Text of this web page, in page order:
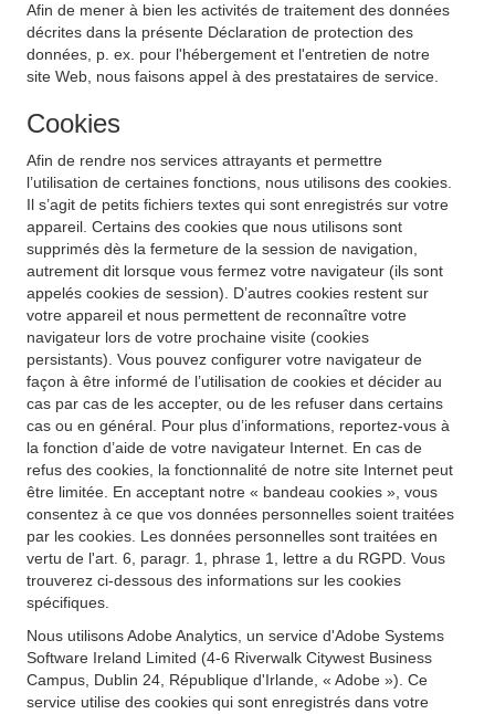
Afin de mener à bien les activités de traitement des données
décrites dans la présente Déclaration de protection des
données, p. ex. pour l'hébergement et l'entretien de notre
site Web, nous faisons appel à des prestataires de service.
Cookies
Afin de rendre nos services attrayants et permettre
l’utilisation de certaines fonctions, nous utilisons des cookies.
Il s’agit de petits fichiers textes qui sont enregistrés sur votre
appareil. Certains des cookies que nous utilisons sont
supprimés dès la fermeture de la session de navigation,
autrement dit lorsque vous fermez votre navigateur (ils sont
appelés cookies de session). D’autres cookies restent sur
votre appareil et nous permettent de reconnaître votre
navigateur lors de votre prochaine visite (cookies
persistants). Vous pouvez configurer votre navigateur de
façon à être informé de l’utilisation de cookies et décider au
cas par cas de les accepter, ou de les refuser dans certains
cas ou en général. Pour plus d’informations, reportez-vous à
la fonction d’aide de votre navigateur Internet. En cas de
refus des cookies, la fonctionnalité de notre site Internet peut
être limitée. En acceptant notre « bandeau cookies », vous
consentez à ce que vos données personnelles soient traitées
par les cookies. Les données personnelles sont traitées en
vertu de l'art. 6, paragr. 1, phrase 1, lettre a du RGPD. Vous
trouverez ci-dessous des informations sur les cookies
spécifiques.
Nous utilisons Adobe Analytics, un service d'Adobe Systems
Software Ireland Limited (4-6 Riverwalk Citywest Business
Campus, Dublin 24, République d'Irlande, « Adobe »). Ce
service utilise des cookies qui sont enregistrés dans votre